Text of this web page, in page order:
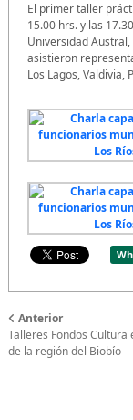
El primer taller
15.00 hrs. y las
Universidad
asistieron
Los Lagos, Valdivia,
Anterior
Talleres Fondos Cultura
de la región del Biobío